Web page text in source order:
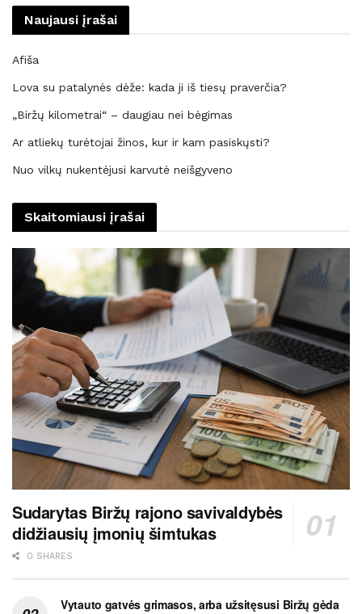
Naujausi įrašai
Afiša
Lova su patalynės dėže: kada ji iš tiesų praverčia?
„Biržų kilometrai“ – daugiau nei bėgimas
Ar atliekų turėtojai žinos, kur ir kam pasiskųsti?
Nuo vilkų nukentėjusi karvutė neišgyveno
Skaitomiausi įrašai
Sudarytas Biržų rajono savivaldybės
didžiausių įmonių šimtukas
0 SHARES
Vytauto gatvės grimasos, arba užsitęsusi Biržų gėda